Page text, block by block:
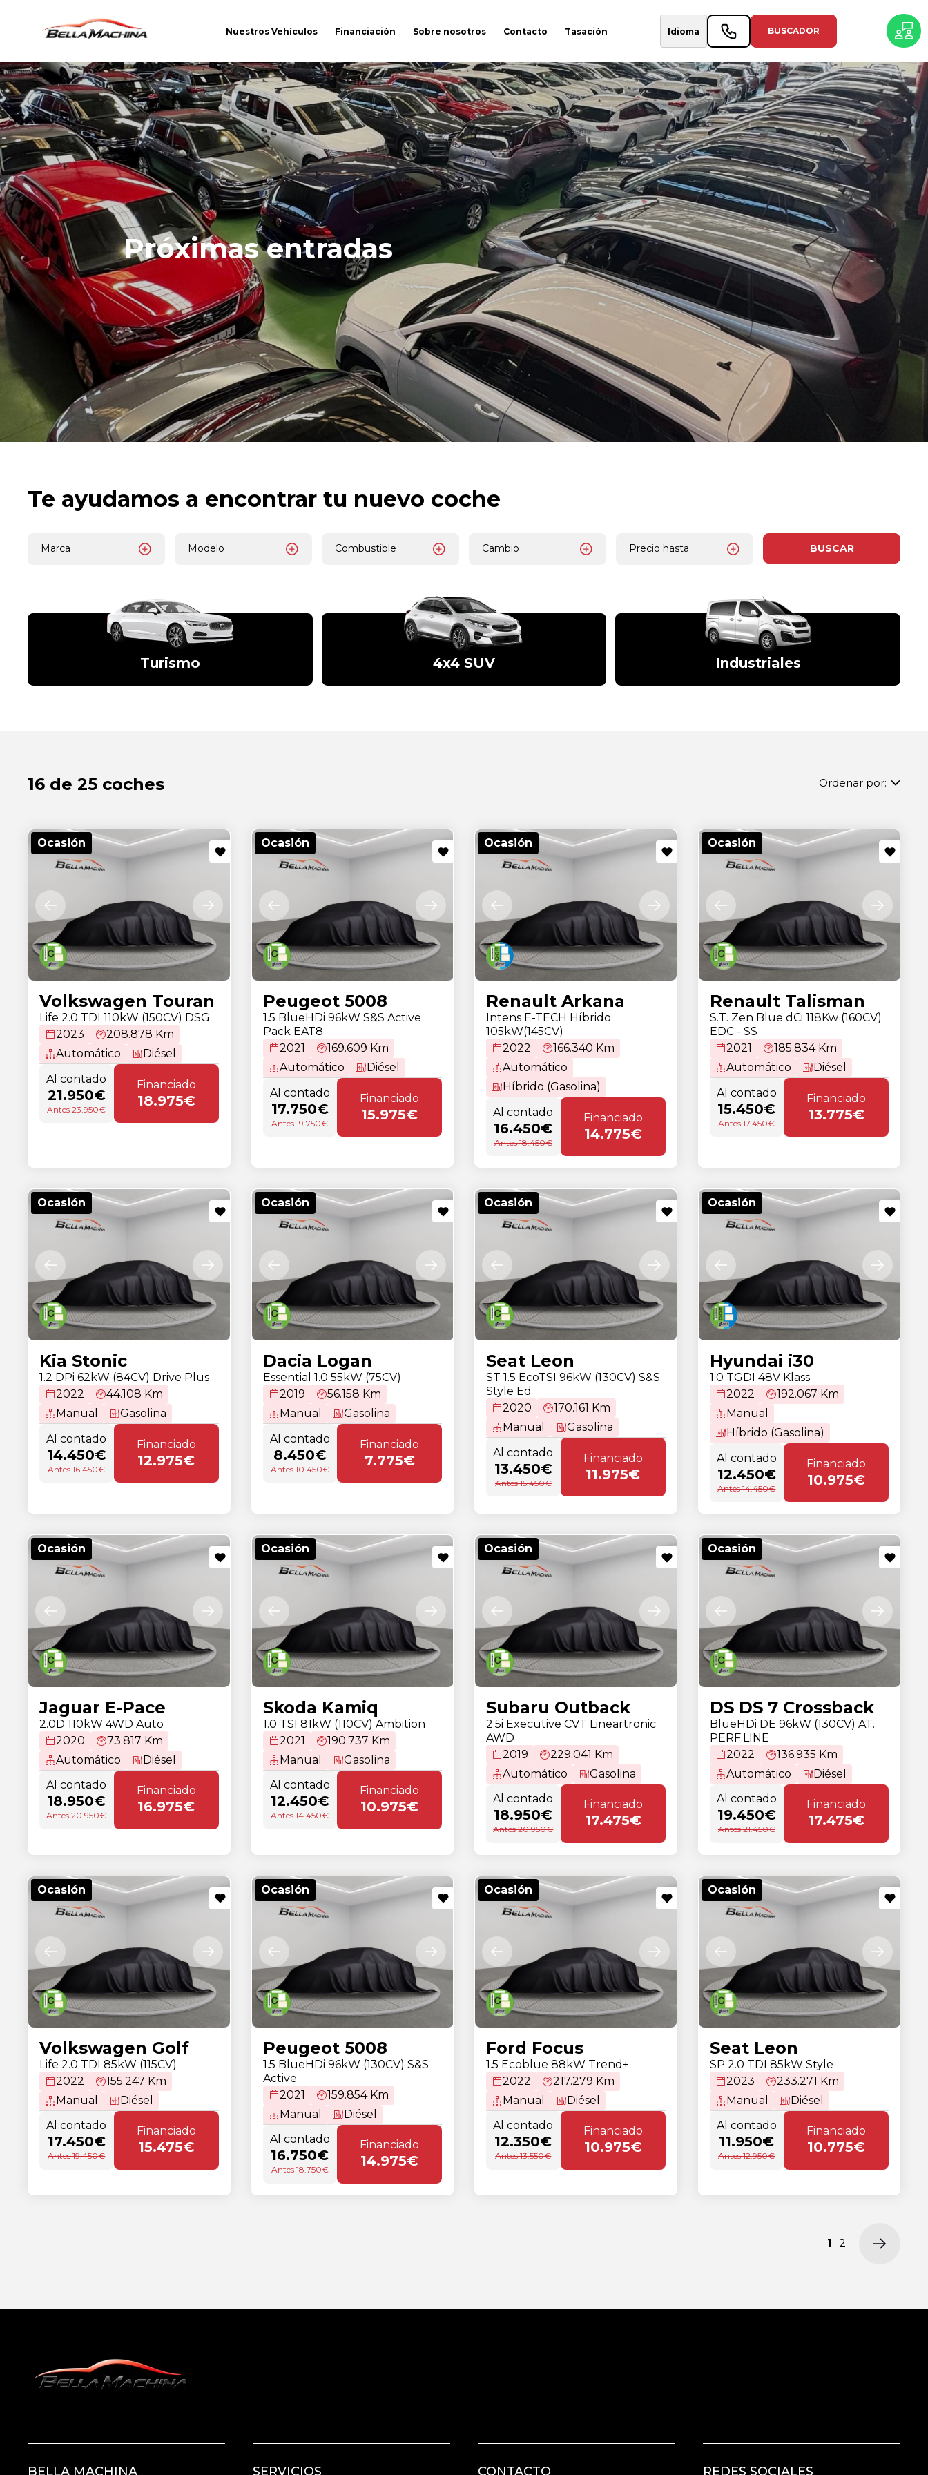
Nuestros Vehículos Financiación Sobre nosotros Contacto Tasación BUSCADOR
Próximas entradas
Te ayudamos a encontrar tu nuevo coche
Marca Modelo Combustible Cambio Precio hasta BUSCAR
Turismo 4x4 SUV Industriales
16 de 25 coches Ordenar por:
Ocasión
Volkswagen Touran
Life 2.0 TDI 110kW (150CV) DSG
2023
208.878 Km
Automático
Diésel
Al contado
21.950€
Antes 23.950€
Financiado
18.975€
Ocasión
Peugeot 5008
1.5 BlueHDi 96kW S&S Active
Pack EAT8
2021
169.609 Km
Automático
Diésel
Al contado
17.750€
Antes 19.750€
Financiado
15.975€
Ocasión
Renault Arkana
Intens E-TECH Híbrido
105kW(145CV)
2022
166.340 Km
Automático
Híbrido (Gasolina)
Al contado
16.450€
Antes 18.450€
Financiado
14.775€
Ocasión
Renault Talisman
S.T. Zen Blue dCi 118Kw (160CV)
EDC - SS
2021
185.834 Km
Automático
Diésel
Al contado
15.450€
Antes 17.450€
Financiado
13.775€
Ocasión
Kia Stonic
1.2 DPi 62kW (84CV) Drive Plus
2022
44.108 Km
Manual
Gasolina
Al contado
14.450€
Antes 16.450€
Financiado
12.975€
Ocasión
Dacia Logan
Essential 1.0 55kW (75CV)
2019
56.158 Km
Manual
Gasolina
Al contado
8.450€
Antes 10.450€
Financiado
7.775€
Ocasión
Seat Leon
ST 1.5 EcoTSI 96kW (130CV) S&S
Style Ed
2020
170.161 Km
Manual
Gasolina
Al contado
13.450€
Antes 15.450€
Financiado
11.975€
Ocasión
Hyundai i30
1.0 TGDI 48V Klass
2022
192.067 Km
Manual
Híbrido (Gasolina)
Al contado
12.450€
Antes 14.450€
Financiado
10.975€
Ocasión
Jaguar E-Pace
2.0D 110kW 4WD Auto
2020
73.817 Km
Automático
Diésel
Al contado
18.950€
Antes 20.950€
Financiado
16.975€
Ocasión
Skoda Kamiq
1.0 TSI 81kW (110CV) Ambition
2021
190.737 Km
Manual
Gasolina
Al contado
12.450€
Antes 14.450€
Financiado
10.975€
Ocasión
Subaru Outback
2.5i Executive CVT Lineartronic
AWD
2019
229.041 Km
Automático
Gasolina
Al contado
18.950€
Antes 20.950€
Financiado
17.475€
Ocasión
DS DS 7 Crossback
BlueHDi DE 96kW (130CV) AT.
PERF.LINE
2022
136.935 Km
Automático
Diésel
Al contado
19.450€
Antes 21.450€
Financiado
17.475€
Ocasión
Volkswagen Golf
Life 2.0 TDI 85kW (115CV)
2022
155.247 Km
Manual
Diésel
Al contado
17.450€
Antes 19.450€
Financiado
15.475€
Ocasión
Peugeot 5008
1.5 BlueHDi 96kW (130CV) S&S
Active
2021
159.854 Km
Manual
Diésel
Al contado
16.750€
Antes 18.750€
Financiado
14.975€
Ocasión
Ford Focus
1.5 Ecoblue 88kW Trend+
2022
217.279 Km
Manual
Diésel
Al contado
12.350€
Antes 13.550€
Financiado
10.975€
Ocasión
Seat Leon
SP 2.0 TDI 85kW Style
2023
233.271 Km
Manual
Diésel
Al contado
11.950€
Antes 12.950€
Financiado
10.775€
1 2
BELLA MACHINA SERVICIOS CONTACTO REDES SOCIALES